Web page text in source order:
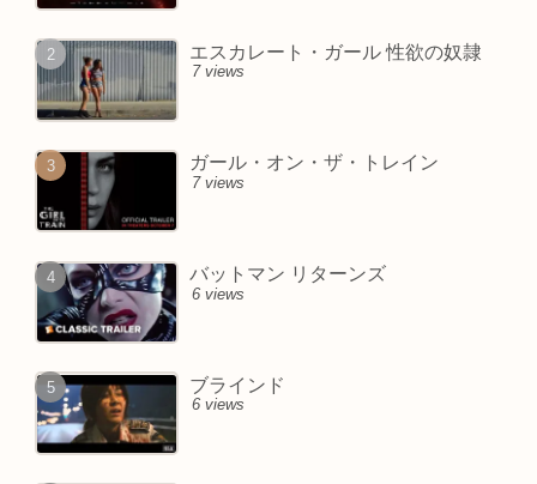
エスカレート・ガール 性欲の奴隷
7 views
ガール・オン・ザ・トレイン
7 views
バットマン リターンズ
6 views
ブラインド
6 views